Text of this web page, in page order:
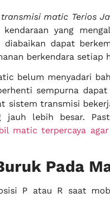
matic Terios
yang
dapat
berkendara setiap
belum menyadari
sempurna
sistem transmisi
jauh lebih besar.
matic terpercaya
Pada
P atau R saat